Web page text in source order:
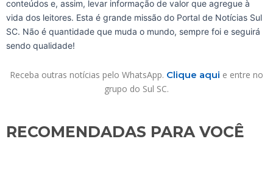
conteúdos e, assim, levar informação de valor que agregue à
vida dos leitores. Esta é grande missão do Portal de Notícias Sul
SC. Não é quantidade que muda o mundo, sempre foi e seguirá
sendo qualidade!
Receba outras notícias pelo WhatsApp. Clique aqui e entre no
grupo do Sul SC.
RECOMENDADAS PARA VOCÊ​